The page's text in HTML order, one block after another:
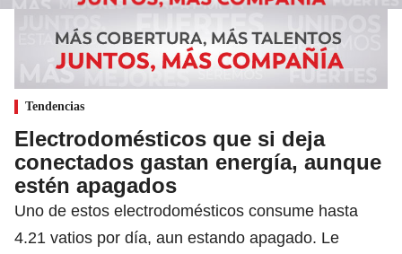
Tendencias
Electrodomésticos que si deja
conectados gastan energía, aunque
estén apagados
Uno de estos electrodomésticos consume hasta
4.21 vatios por día, aun estando apagado. Le